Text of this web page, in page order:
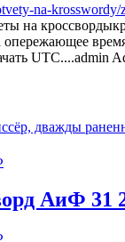
na-
на кроссворды
UTC....admin
дважды
АиФ 31